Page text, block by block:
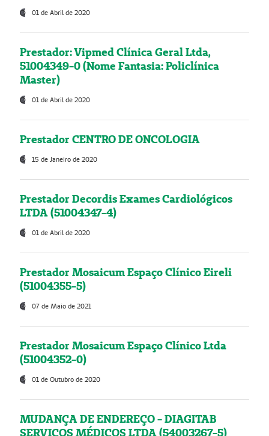
01 de Abril de 2020
Prestador: Vipmed Clínica Geral Ltda,
51004349-0 (Nome Fantasia: Policlínica
Master)
01 de Abril de 2020
Prestador CENTRO DE ONCOLOGIA
15 de Janeiro de 2020
Prestador Decordis Exames Cardiológicos
LTDA (51004347-4)
01 de Abril de 2020
Prestador Mosaicum Espaço Clínico Eireli
(51004355-5)
07 de Maio de 2021
Prestador Mosaicum Espaço Clínico Ltda
(51004352-0)
01 de Outubro de 2020
MUDANÇA DE ENDEREÇO - DIAGITAB
SERVIÇOS MÉDICOS LTDA (54003267-5)